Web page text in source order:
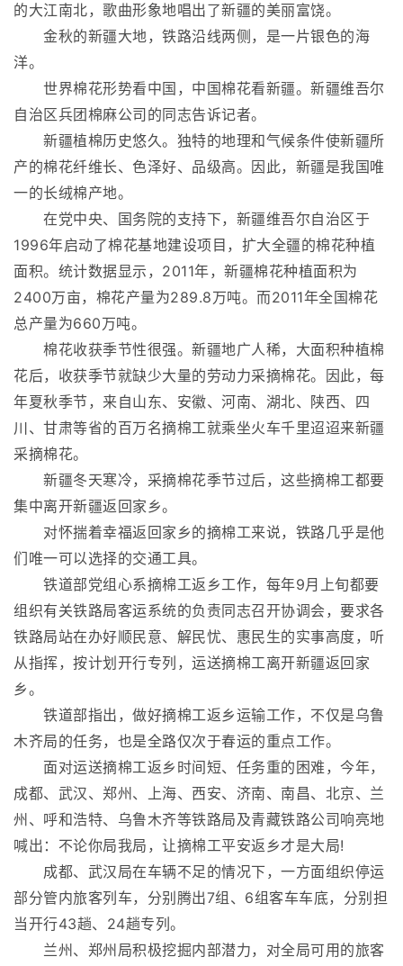
的大江南北，歌曲形象地唱出了新疆的美丽富饶。
金秋的新疆大地，铁路沿线两侧，是一片银色的海
洋。
世界棉花形势看中国，中国棉花看新疆。新疆维吾尔
自治区兵团棉麻公司的同志告诉记者。
新疆植棉历史悠久。独特的地理和气候条件使新疆所
产的棉花纤维长、色泽好、品级高。因此，新疆是我国唯
一的长绒棉产地。
在党中央、国务院的支持下，新疆维吾尔自治区于
1996年启动了棉花基地建设项目，扩大全疆的棉花种植
面积。统计数据显示，2011年，新疆棉花种植面积为
2400万亩，棉花产量为289.8万吨。而2011年全国棉花
总产量为660万吨。
棉花收获季节性很强。新疆地广人稀，大面积种植棉
花后，收获季节就缺少大量的劳动力采摘棉花。因此，每
年夏秋季节，来自山东、安徽、河南、湖北、陕西、四
川、甘肃等省的百万名摘棉工就乘坐火车千里迢迢来新疆
采摘棉花。
新疆冬天寒冷，采摘棉花季节过后，这些摘棉工都要
集中离开新疆返回家乡。
对怀揣着幸福返回家乡的摘棉工来说，铁路几乎是他
们唯一可以选择的交通工具。
铁道部党组心系摘棉工返乡工作，每年9月上旬都要
组织有关铁路局客运系统的负责同志召开协调会，要求各
铁路局站在办好顺民意、解民忧、惠民生的实事高度，听
从指挥，按计划开行专列，运送摘棉工离开新疆返回家
乡。
铁道部指出，做好摘棉工返乡运输工作，不仅是乌鲁
木齐局的任务，也是全路仅次于春运的重点工作。
面对运送摘棉工返乡时间短、任务重的困难，今年，
成都、武汉、郑州、上海、西安、济南、南昌、北京、兰
州、呼和浩特、乌鲁木齐等铁路局及青藏铁路公司响亮地
喊出：不论你局我局，让摘棉工平安返乡才是大局!
成都、武汉局在车辆不足的情况下，一方面组织停运
部分管内旅客列车，分别腾出7组、6组客车车底，分别担
当开行43趟、24趟专列。
兰州、郑州局积极挖掘内部潜力，对全局可用的旅客